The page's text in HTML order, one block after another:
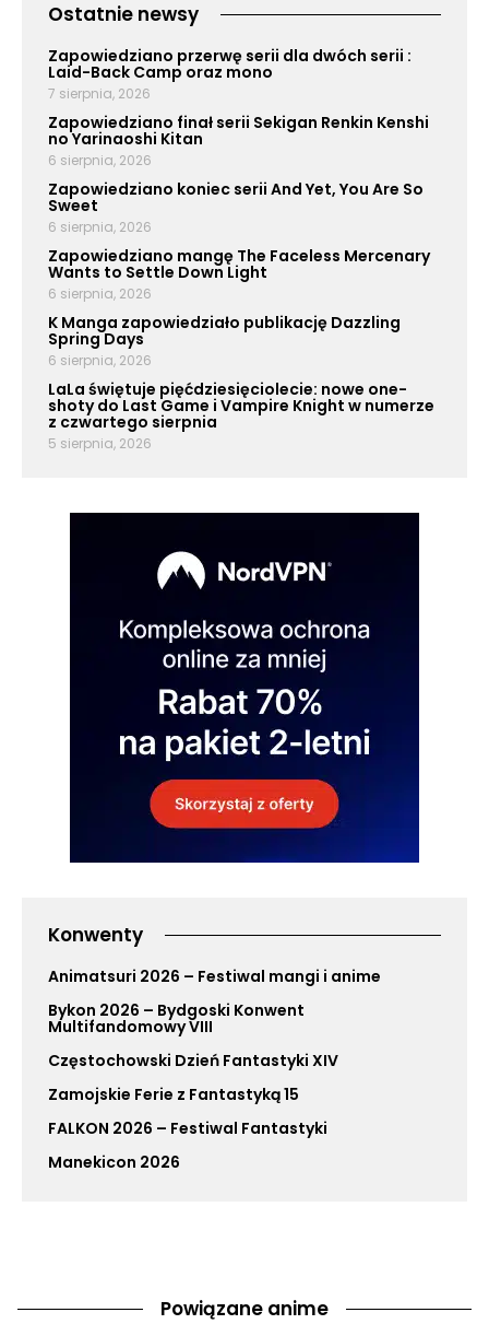
Ostatnie newsy
Zapowiedziano przerwę serii dla dwóch serii :
Laid-Back Camp oraz mono
7 sierpnia, 2026
Zapowiedziano finał serii Sekigan Renkin Kenshi
no Yarinaoshi Kitan
6 sierpnia, 2026
Zapowiedziano koniec serii And Yet, You Are So
Sweet
6 sierpnia, 2026
Zapowiedziano mangę The Faceless Mercenary
Wants to Settle Down Light
6 sierpnia, 2026
K Manga zapowiedziało publikację Dazzling
Spring Days
6 sierpnia, 2026
LaLa świętuje pięćdziesięciolecie: nowe one-
shoty do Last Game i Vampire Knight w numerze
z czwartego sierpnia
5 sierpnia, 2026
Konwenty
Animatsuri 2026 – Festiwal mangi i anime
Bykon 2026 – Bydgoski Konwent
Multifandomowy VIII
Częstochowski Dzień Fantastyki XIV
Zamojskie Ferie z Fantastyką 15
FALKON 2026 – Festiwal Fantastyki
Manekicon 2026
Powiązane anime